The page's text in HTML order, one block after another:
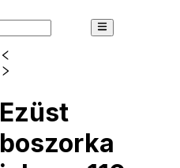
Ezüst
boszorka